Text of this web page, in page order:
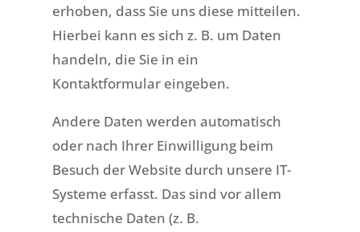
erhoben, dass Sie uns diese mitteilen.
Hierbei kann es sich z. B. um Daten
handeln, die Sie in ein
Kontaktformular eingeben.
Andere Daten werden automatisch
oder nach Ihrer Einwilligung beim
Besuch der Website durch unsere IT-
Systeme erfasst. Das sind vor allem
technische Daten (z. B.